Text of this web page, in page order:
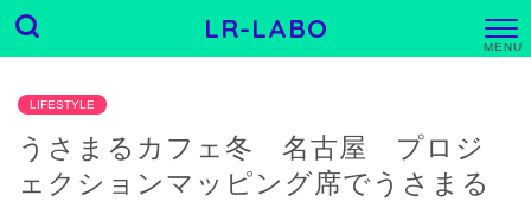
LR-LABO
E
LIFESTYLE
うさまるカフェ冬 名古屋 プロジ
ェクションマッピング席でうさまる